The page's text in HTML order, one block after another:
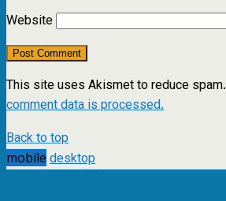
Website
This site uses Akismet to reduce spam.
comment data is processed.
Back to top
mobile desktop